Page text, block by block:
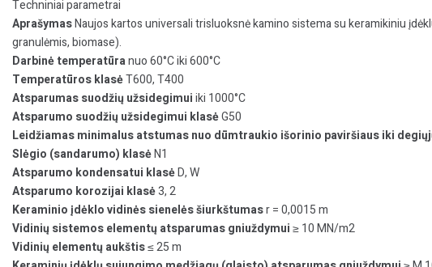
Techniniai parametrai
AprašymasNaujos kartos universali trisluoksnė kamino sistema su keramikiniu
granulėmis, biomase).
Darbinė temperatūranuo 60°C iki 600°C
Temperatūros klasėT600, T400
Atsparumas suodžių užsidegimuiiki 1000°C
Atsparumo suodžių užsidegimui klasėG50
Leidžiamas minimalus atstumas nuo dūmtraukio išorinio paviršiaus iki
Slėgio (sandarumo) klasėN1
Atsparumo kondensatui klasėD, W
Atsparumo korozijai klasė3, 2
Keraminio įdėklo vidinės sienelės šiurkštumasr = 0,0015 m
Vidinių sistemos elementų atsparumas gniuždymui≥ 10 MN/m2
Vidinių elementų aukštis≤ 25 m